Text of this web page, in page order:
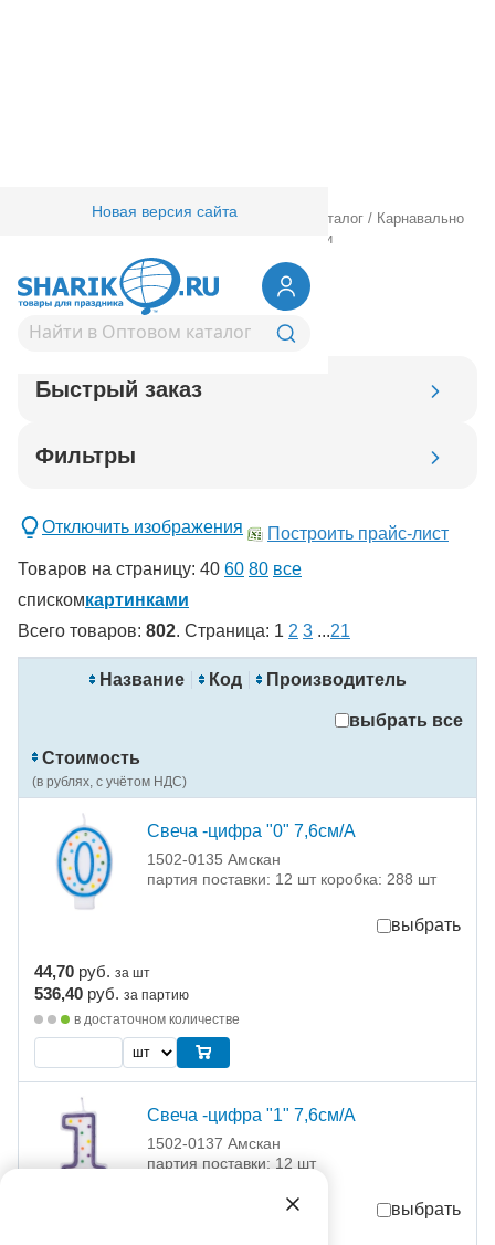
Новая версия сайта
Товары для праздника/ Оптовый каталог / Карнавально
Свечи
Свечи для торта
Быстрый заказ
Фильтры
спецпредложение
Сбросить фильтры
Отключить изображения
Построить прайс-лист
Товаров на страницу: 40 60 80 все
спискомкартинками
Всего товаров: 802. Страница: 1 2 3 ...21
Название Код Производитель
выбрать все
Стоимость
(в рублях, с учётом НДС)
Свеча -цифра "0" 7,6см/A
1502-0135 Амскан
партия поставки: 12 шт коробка: 288 шт
выбрать
44,70 руб. за шт
536,40 руб. за партию
в достаточном количестве
Свеча -цифра "1" 7,6см/A
1502-0137 Амскан
партия поставки: 12 шт
выбрать